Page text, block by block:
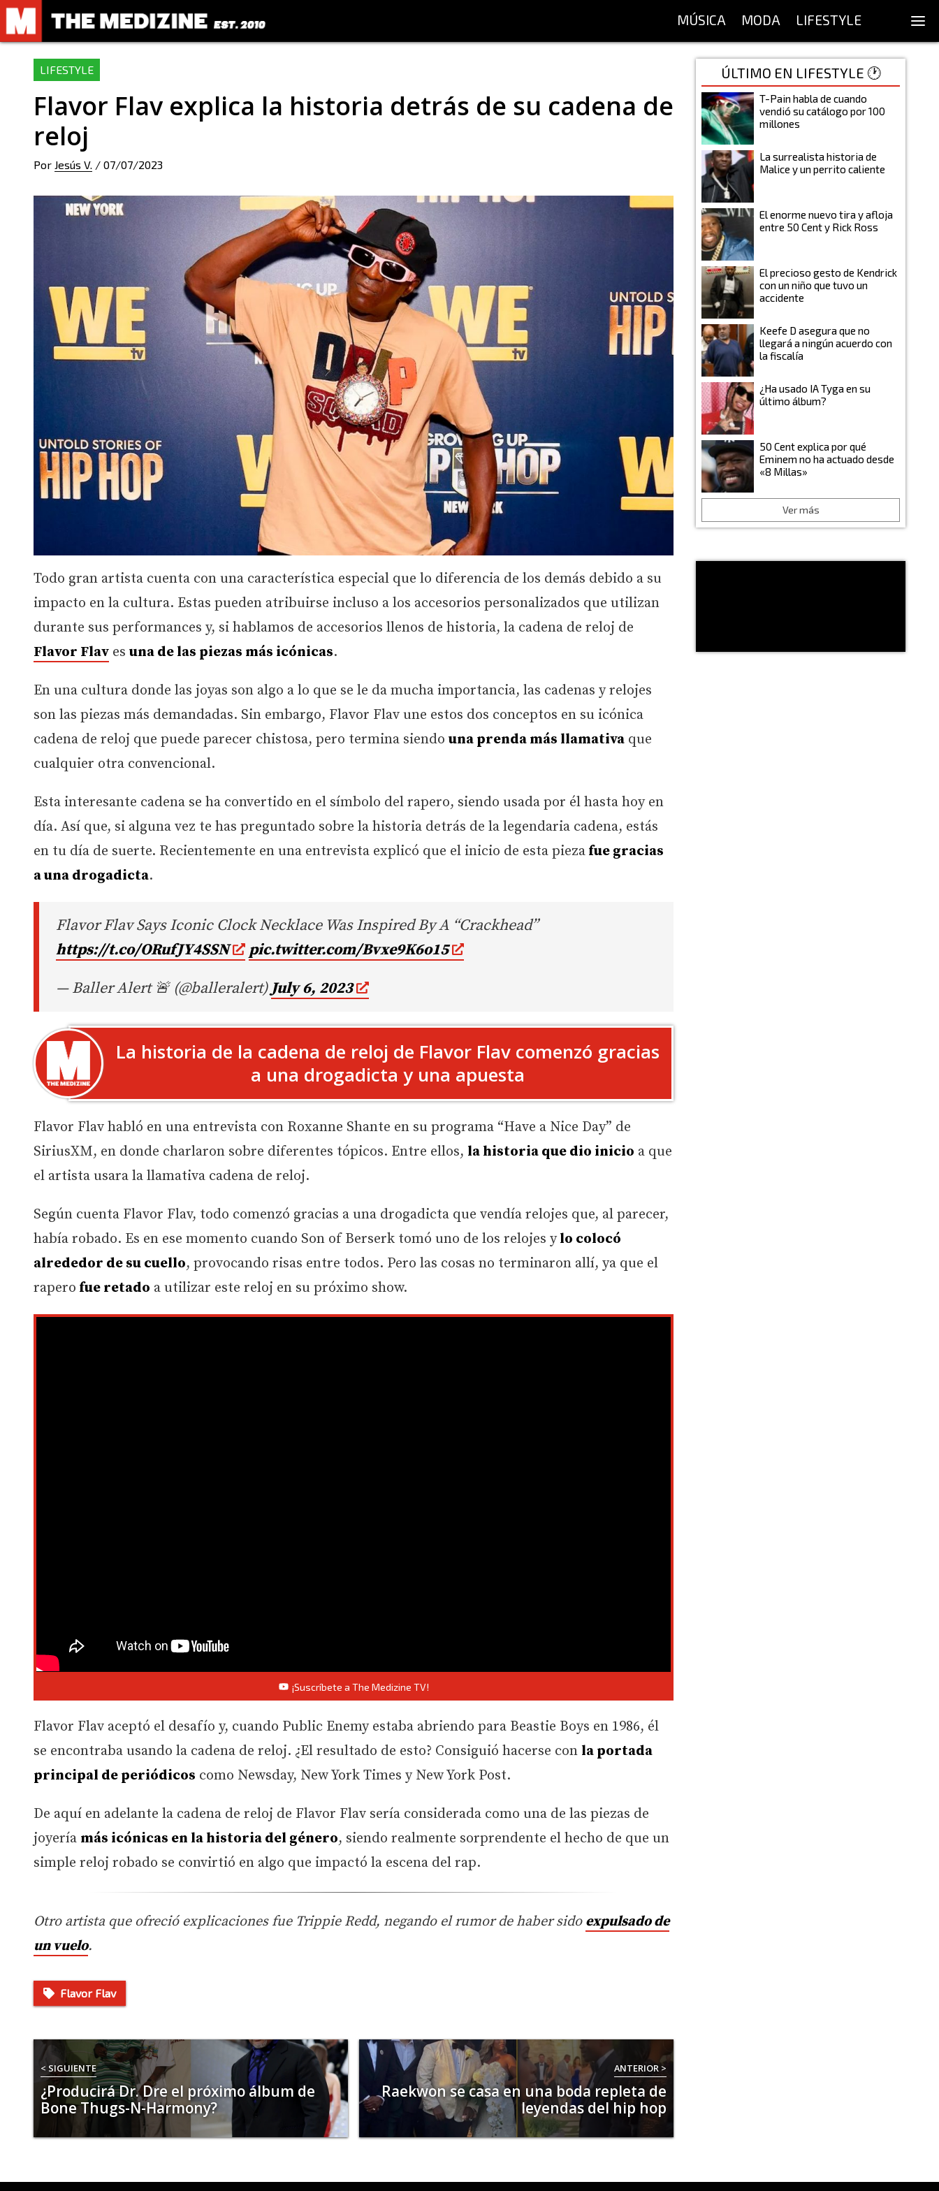
MÚSICA MODA LIFESTYLE
LIFESTYLE
Flavor Flav explica la historia detrás de su cadena de
reloj
Por Jesús V. / 07/07/2023
Todo gran artista cuenta con una característica especial que lo diferencia de los demás debido a su
impacto en la cultura. Estas pueden atribuirse incluso a los accesorios personalizados que utilizan
durante sus performances y, si hablamos de accesorios llenos de historia, la cadena de reloj de
Flavor Flav es una de las piezas más icónicas.
En una cultura donde las joyas son algo a lo que se le da mucha importancia, las cadenas y relojes
son las piezas más demandadas. Sin embargo, Flavor Flav une estos dos conceptos en su icónica
cadena de reloj que puede parecer chistosa, pero termina siendo una prenda más llamativa que
cualquier otra convencional.
Esta interesante cadena se ha convertido en el símbolo del rapero, siendo usada por él hasta hoy en
día. Así que, si alguna vez te has preguntado sobre la historia detrás de la legendaria cadena, estás
en tu día de suerte. Recientemente en una entrevista explicó que el inicio de esta pieza fue gracias
a una drogadicta.
Flavor Flav Says Iconic Clock Necklace Was Inspired By A “Crackhead”
https://t.co/ORufJY4SSN
pic.twitter.com/Bvxe9K6o15
— Baller Alert 🚨 (@balleralert)July 6, 2023
La historia de la cadena de reloj de Flavor Flav comenzó gracias
a una drogadicta y una apuesta
Flavor Flav habló en una entrevista con Roxanne Shante en su programa “Have a Nice Day” de
SiriusXM, en donde charlaron sobre diferentes tópicos. Entre ellos, la historia que dio inicio a que
el artista usara la llamativa cadena de reloj.
Según cuenta Flavor Flav, todo comenzó gracias a una drogadicta que vendía relojes que, al parecer,
había robado. Es en ese momento cuando Son of Berserk tomó uno de los relojes ylo colocó
alrededor de su cuello, provocando risas entre todos. Pero las cosas no terminaron allí, ya que el
rapero fue retado a utilizar este reloj en su próximo show.
¡Suscríbete a The Medizine TV!
Flavor Flav aceptó el desafío y, cuando Public Enemy estaba abriendo para Beastie Boys en 1986, él
se encontraba usando la cadena de reloj. ¿El resultado de esto? Consiguió hacerse con la portada
principal de periódicos como Newsday, New York Times y New York Post.
De aquí en adelante la cadena de reloj de Flavor Flav sería considerada como una de las piezas de
joyería más icónicas en la historia del género, siendo realmente sorprendente el hecho de que un
simple reloj robado se convirtió en algo que impactó la escena del rap.
Otro artista que ofreció explicaciones fue Trippie Redd, negando el rumor de haber sido expulsado de
un vuelo.
Flavor Flav
< SIGUIENTE
¿Producirá Dr. Dre el próximo álbum de
Bone Thugs-N-Harmony?
ANTERIOR >
Raekwon se casa en una boda repleta de
leyendas del hip hop
ÚLTIMO EN LIFESTYLE 🕐
T-Pain habla de cuando
vendió su catálogo por 100
millones
La surrealista historia de
Malice y un perrito caliente
El enorme nuevo tira y afloja
entre 50 Cent y Rick Ross
El precioso gesto de Kendrick
con un niño que tuvo un
accidente
Keefe D asegura que no
llegará a ningún acuerdo con
la fiscalía
¿Ha usado IA Tyga en su
último álbum?
50 Cent explica por qué
Eminem no ha actuado desde
«8 Millas»
Ver más